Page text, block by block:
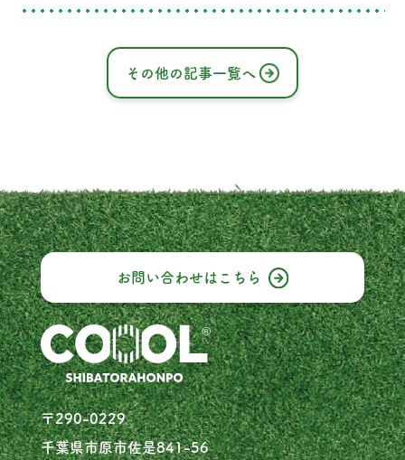
Turf（クールターフ）は、犬の足に優し
走り回る際に、熱を効率的に吸収し、涼し
げな感触を提供する特別な材料を使用して
います。これにより、犬たちは夏の暑さで
も心地よく遊ぶことができます
その他の記事一覧へ
お問い合わせは こちら
〒290-0229
千葉県市原市佐是841-56